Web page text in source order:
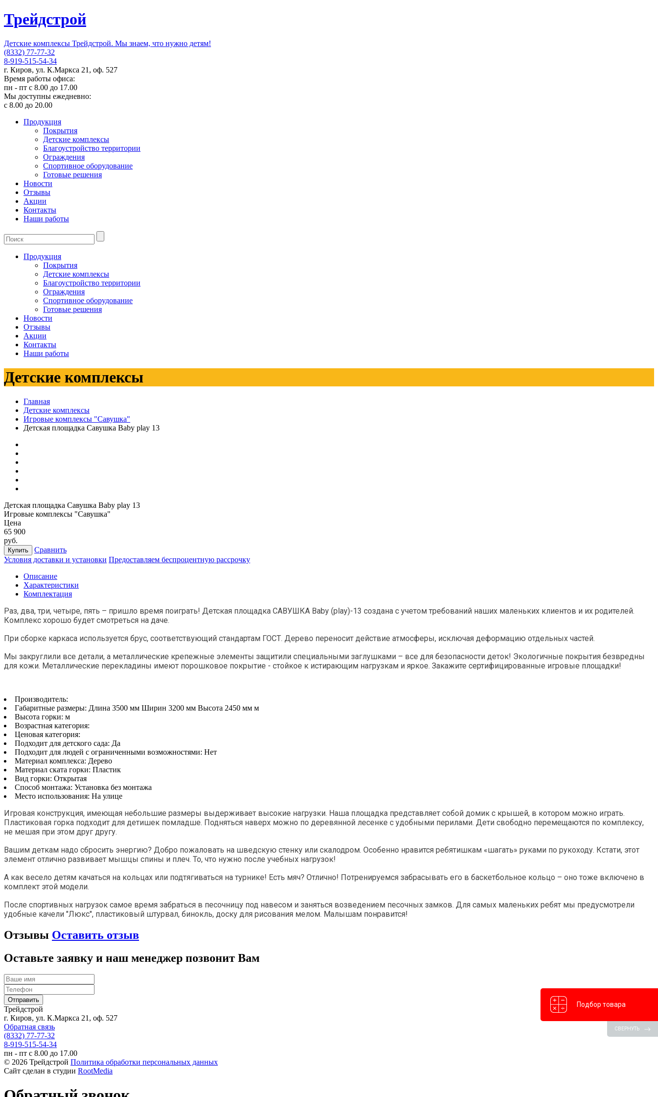
Трейдстрой
Детские комплексы Трейдстрой. Мы знаем, что нужно детям!
(8332) 77-77-32
8-919-515-54-34
г. Киров, ул. К.Маркса 21, оф. 527
Время работы офиса:
пн - пт с 8.00 до 17.00
Мы доступны ежедневно:
с 8.00 до 20.00
Продукция
Покрытия
Детские комплексы
Благоустройство территории
Ограждения
Спортивное оборудование
Готовые решения
Новости
Отзывы
Акции
Контакты
Наши работы
Продукция
Покрытия
Детские комплексы
Благоустройство территории
Ограждения
Спортивное оборудование
Готовые решения
Новости
Отзывы
Акции
Контакты
Наши работы
Детские комплексы
Главная
Детские комплексы
Игровые комплексы "Савушка"
Детская площадка Савушка Baby play 13
Детская площадка Савушка Baby play 13
Игровые комплексы "Савушка"
Цена
65 900
руб.
Купить
Сравнить
Условия доставки и установки Предоставляем беспроцентную рассрочку
Описание
Характеристики
Комплектация
Раз, два, три, четыре, пять – пришло время поиграть! Детская площадка САВУШКА Baby (play)-13 создана с учетом требований наших маленьких клиентов и их родителей.
Комплекс хорошо будет смотреться на даче.
При сборке каркаса используется брус, соответствующий стандартам ГОСТ. Дерево переносит действие атмосферы, исключая деформацию отдельных частей.
Мы закруглили все детали, а металлические крепежные элементы защитили специальными заглушками – все для безопасности деток! Экологичные покрытия безвредны
для кожи. Металлические перекладины имеют порошковое покрытие - стойкое к истирающим нагрузкам и яркое. Закажите сертифицированные игровые площадки!
Производитель:
Габаритные размеры: Длина 3500 мм Ширин 3200 мм Высота 2450 мм м
Высота горки: м
Возрастная категория:
Ценовая категория:
Подходит для детского сада: Да
Подходит для людей с ограниченными возможностями: Нет
Материал комплекса: Дерево
Материал ската горки: Пластик
Вид горки: Открытая
Способ монтажа: Установка без монтажа
Место использования: На улице
Игровая конструкция, имеющая небольшие размеры выдерживает высокие нагрузки. Наша площадка представляет собой домик с крышей, в котором можно играть.
Пластиковая горка подходит для детишек помладше. Подняться наверх можно по деревянной лесенке с удобными перилами. Дети свободно перемещаются по комплексу,
не мешая при этом друг другу.
Вашим деткам надо сбросить энергию? Добро пожаловать на шведскую стенку или скалодром. Особенно нравится ребятишкам «шагать» руками по рукоходу. Кстати, этот
элемент отлично развивает мышцы спины и плеч. То, что нужно после учебных нагрузок!
А как весело детям качаться на кольцах или подтягиваться на турнике! Есть мяч? Отлично! Потренируемся забрасывать его в баскетбольное кольцо – оно тоже включено в
комплект этой модели.
После спортивных нагрузок самое время забраться в песочницу под навесом и заняться возведением песочных замков. Для самых маленьких ребят мы предусмотрели
удобные качели "Люкс", пластиковый штурвал, бинокль, доску для рисования мелом. Малышам понравится!
Отзывы Оставить отзыв
Оставьте заявку и наш менеджер позвонит Вам
Трейдстрой
г. Киров, ул. К.Маркса 21, оф. 527
Обратная связь
(8332) 77-77-32
8-919-515-54-34
пн - пт с 8.00 до 17.00
© 2026 Трейдстрой Политика обработки персональных данных
Сайт сделан в студии RootMedia
Подбор товара
СВЕРНУТЬ